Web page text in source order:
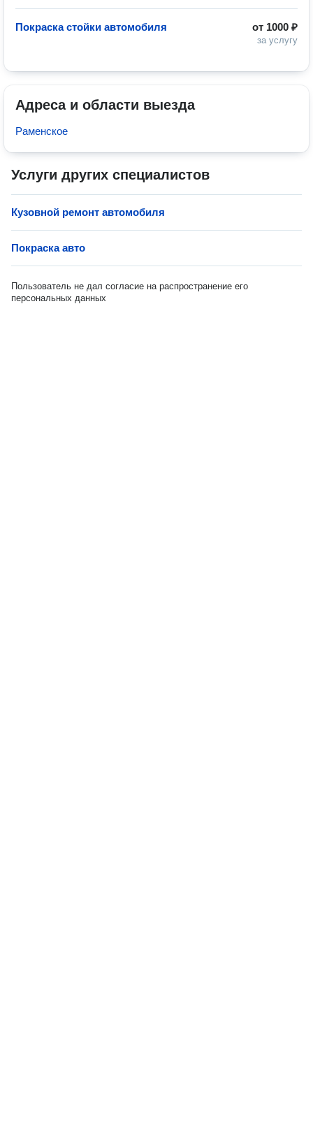
от 1000 ₽
за услугу
Покраска стойки автомобиля
Адреса и области выезда
Раменское
Услуги других специалистов
Кузовной ремонт автомобиля
Покраска авто
Пользователь не дал согласие на распространение его
персональных данных